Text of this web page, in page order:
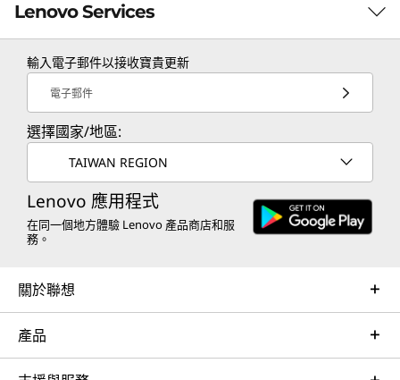
Lenovo Services
TruScale Services
Leverage real-time monitoring, 24x7 incident response,
and problem resolution, all through a single point of
contact. Quarterly health checks ensure ongoing
optimization and business innovation. Lenovo provides
remote active monitoring of hardware in the
customer’s data center, enabling ongoing performance
輸入電子郵件以接收寶貴更新
電子郵件
選擇國家/地區:
TAIWAN REGION
Lenovo 應用程式
在同一個地方體驗 Lenovo 產品商店和服
務。
關於聯想
產品